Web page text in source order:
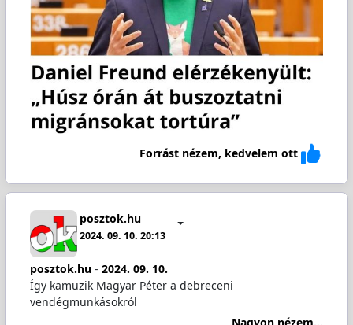
Forrást nézem, kedvelem ott
posztok.hu
2024. 09. 10. 20:13
posztok.hu- 2024. 09. 10.
Így kamuzik Magyar Péter a debreceni
vendégmunkásokról